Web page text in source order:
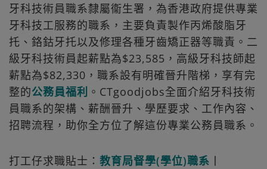
牙科技術員職系隸屬衞生署，為香港政府提供專業
牙科技工服務的職系，主要負責製作丙烯酸脂牙
托、鉻鈷牙托以及修理各種牙齒矯正器等職責。二
級牙科技術員起薪點為$23,585，高級牙科技師起
薪點為$82,330，職系設有明確晉升階梯，享有完
整的公務員福利 。CTgoodjobs全面介紹牙科技術
員職系的架構、薪酬晉升、學歷要求、工作內容、
招聘流程，助你全方位了解這份專業公務員職系。
打工仔求職貼士： 教育局督學(學位)職系 丨